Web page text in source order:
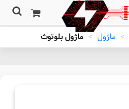
> ماژول > ماژول بلوتوث